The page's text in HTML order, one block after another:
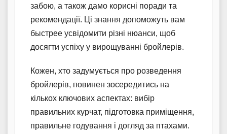
забою, а також дамо корисні поради та
рекомендації. Ці знання допоможуть вам
быстрее усвідомити різні нюанси, щоб
досягти успіху у вирощуванні бройлерів.
Кожен, хто задумується про розведення
бройлерів, повинен зосередитись на
кількох ключових аспектах: вибір
правильних курчат, підготовка приміщення,
правильне годування і догляд за птахами.